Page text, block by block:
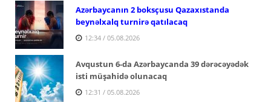
Azərbaycanın 2 boksçusu Qazaxıstanda
beynəlxalq turnirə qatılacaq
12:34 / 05.08.2026
Avqustun 6-da Azərbaycanda 39 dərəcəyədək
isti müşahidə olunacaq
12:31 / 05.08.2026